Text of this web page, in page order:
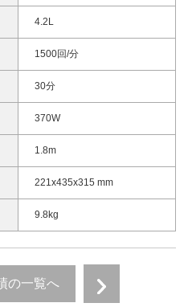
4.2L
1500回/分
30分
370W
1.8m
221x435x315 mm
9.8kg
の一覧へ